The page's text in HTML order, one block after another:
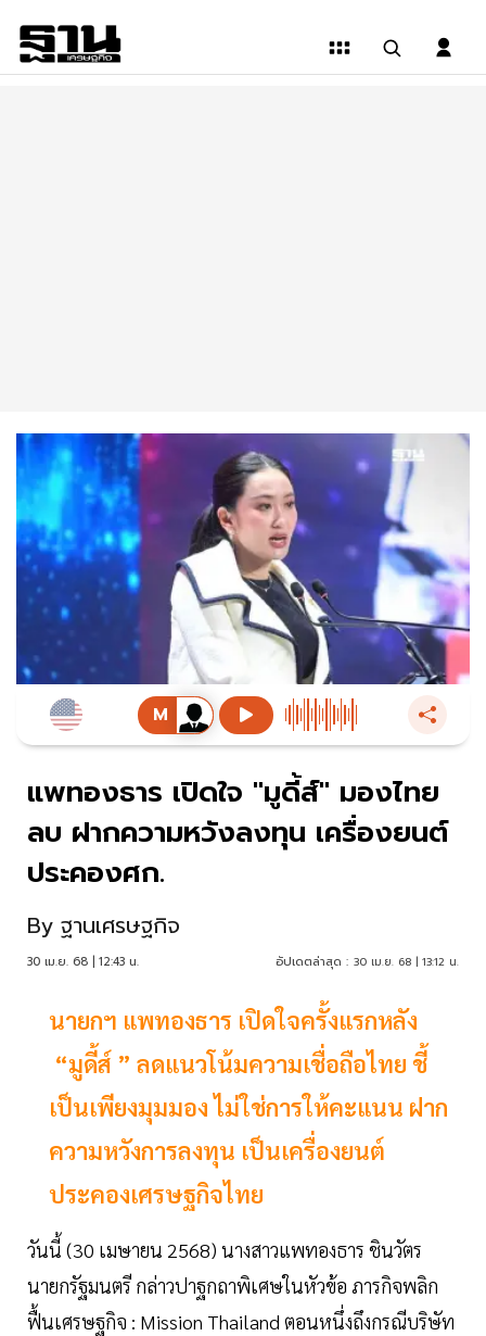
แพทองธาร เปิดใจ "มูดี้ส์"​ มองไทย
ลบ ฝากความหวังลงทุน เครื่องยนต์
ประคองศก.
By ฐานเศรษฐกิจ
30 เม.ย. 68 | 12:43 น. อัปเดตล่าสุด : 30 เม.ย. 68 | 13:12 น.
นายกฯ แพทองธาร เปิดใจครั้งแรกหลัง​
“มูดี้ส์​ ” ลดแนวโน้มความเชื่อถือไทย ชี้
เป็นเพียงมุมมอง ไม่ใช่การให้คะแนน ฝาก
ความหวังการลงทุน เป็นเครื่องยนต์
ประคองเศรษฐกิจไทย
วันนี้ (30 เมษายน 2568) นางสาวแพทองธาร ชินวัตร
นายกรัฐมนตรี กล่าวปาฐกถาพิเศษในหัวข้อ ภารกิจพลิก
ฟื้นเศรษฐกิจ : Mission Thailand ตอนหนึ่งถึงกรณีบริษัท